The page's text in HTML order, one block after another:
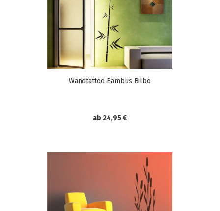
Wandtattoo Bambus Bilbo
ab 24,95 €